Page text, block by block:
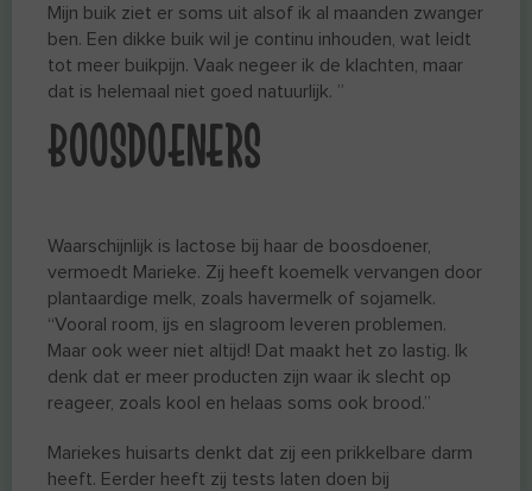
Mijn buik ziet er soms uit alsof ik al maanden zwanger
ben. Een dikke buik wil je continu inhouden, wat leidt
tot meer buikpijn. Vaak negeer ik de klachten, maar
dat is helemaal niet goed natuurlijk. ”
BOOSDOENERS
Waarschijnlijk is lactose bij haar de boosdoener,
vermoedt Marieke. Zij heeft koemelk vervangen door
plantaardige melk, zoals havermelk of sojamelk.
“Vooral room, ijs en slagroom leveren problemen.
Maar ook weer niet altijd! Dat maakt het zo lastig. Ik
denk dat er meer producten zijn waar ik slecht op
reageer, zoals kool en helaas soms ook brood.”
Mariekes huisarts denkt dat zij een prikkelbare darm
heeft. Eerder heeft zij tests laten doen bij